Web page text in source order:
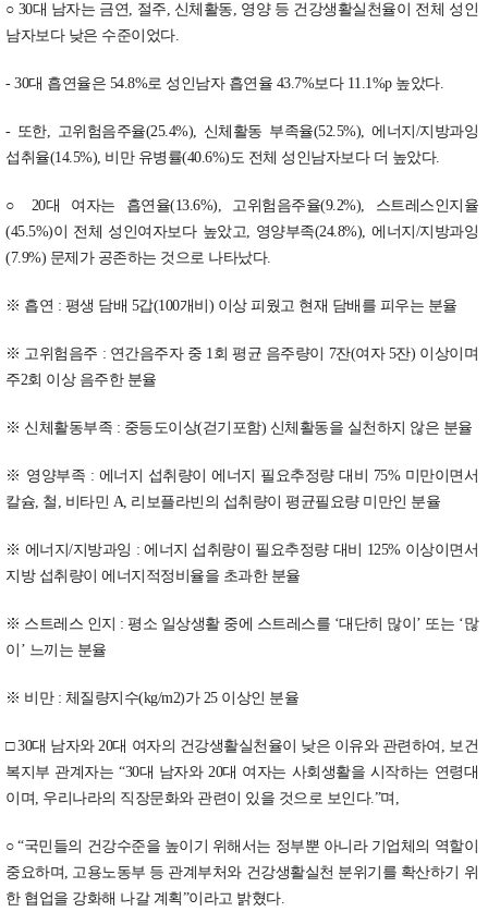
○ 30대 남자는 금연, 절주, 신체활동, 영양 등 건강생활실천율이 전체 성인
남자보다 낮은 수준이었다.
- 30대 흡연율은 54.8%로 성인남자 흡연율 43.7%보다 11.1%p 높았다.
- 또한, 고위험음주율(25.4%), 신체활동 부족율(52.5%), 에너지/지방과잉
섭취율(14.5%), 비만 유병률(40.6%)도 전체 성인남자보다 더 높았다.
○ 20대 여자는 흡연율(13.6%), 고위험음주율(9.2%), 스트레스인지율
(45.5%)이 전체 성인여자보다 높았고, 영양부족(24.8%), 에너지/지방과잉
(7.9%) 문제가 공존하는 것으로 나타났다.
※ 흡연 : 평생 담배 5갑(100개비) 이상 피웠고 현재 담배를 피우는 분율
※ 고위험음주 : 연간음주자 중 1회 평균 음주량이 7잔(여자 5잔) 이상이며
주2회 이상 음주한 분율
※ 신체활동부족 : 중등도이상(걷기포함) 신체활동을 실천하지 않은 분율
※ 영양부족 : 에너지 섭취량이 에너지 필요추정량 대비 75% 미만이면서
칼슘, 철, 비타민 A, 리보플라빈의 섭취량이 평균필요량 미만인 분율
※ 에너지/지방과잉 : 에너지 섭취량이 필요추정량 대비 125% 이상이면서
지방 섭취량이 에너지적정비율을 초과한 분율
※ 스트레스 인지 : 평소 일상생활 중에 스트레스를 ‘대단히 많이’ 또는 ‘많
이’ 느끼는 분율
※ 비만 : 체질량지수(kg/m2)가 25 이상인 분율
□ 30대 남자와 20대 여자의 건강생활실천율이 낮은 이유와 관련하여, 보건
복지부 관계자는 “30대 남자와 20대 여자는 사회생활을 시작하는 연령대
이며, 우리나라의 직장문화와 관련이 있을 것으로 보인다.”며,
○ “국민들의 건강수준을 높이기 위해서는 정부뿐 아니라 기업체의 역할이
중요하며, 고용노동부 등 관계부처와 건강생활실천 분위기를 확산하기 위
한 협업을 강화해 나갈 계획”이라고 밝혔다.